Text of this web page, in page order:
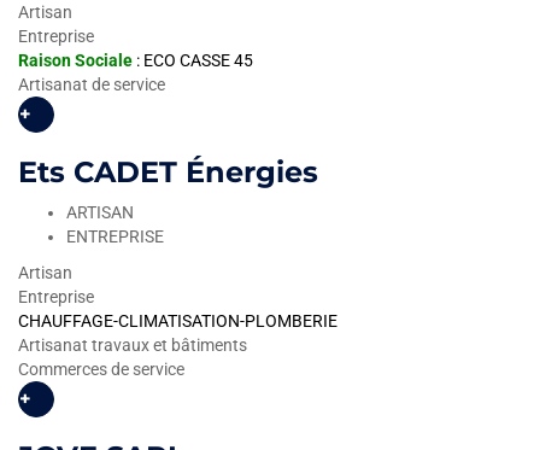
Artisan
Entreprise
Raison Sociale : ECO CASSE 45
Artisanat de service
+
Ets CADET Énergies
ARTISAN
ENTREPRISE
Artisan
Entreprise
CHAUFFAGE-CLIMATISATION-PLOMBERIE
Artisanat travaux et bâtiments
Commerces de service
+